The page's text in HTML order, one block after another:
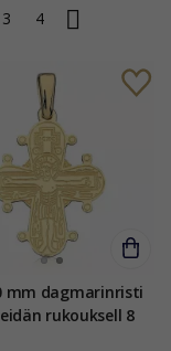
3 4
mm dagmarinristi
rukouksell 8